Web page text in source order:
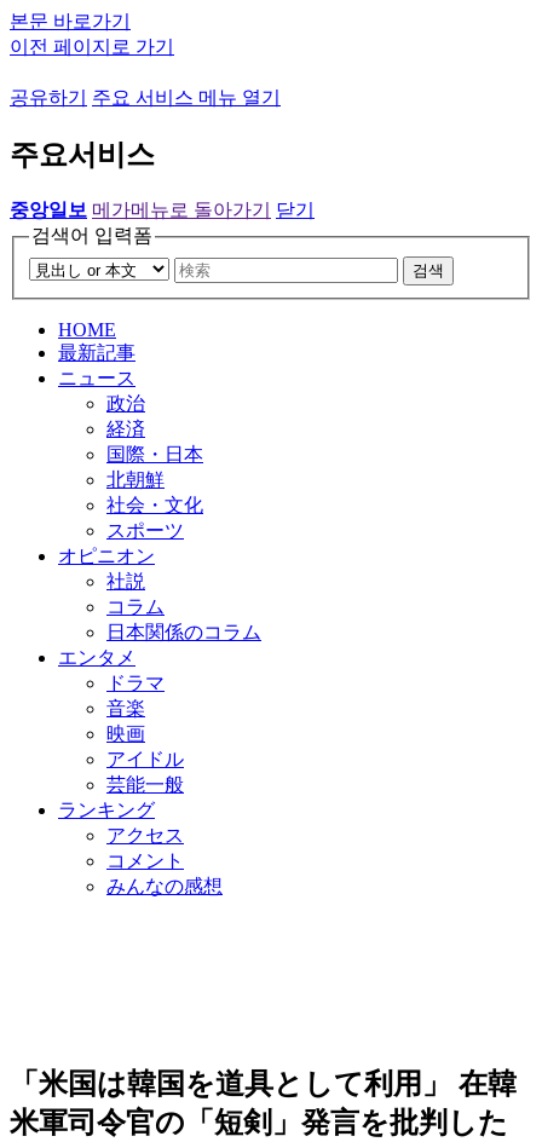
본문 바로가기
이전 페이지로 가기
공유하기 주요 서비스 메뉴 열기
주요서비스
중앙일보 메가메뉴로 돌아가기
닫기
검색어 입력폼
검색
HOME
最新記事
ニュース
政治
経済
国際・日本
北朝鮮
社会・文化
スポーツ
オピニオン
社説
コラム
日本関係のコラム
エンタメ
ドラマ
音楽
映画
アイドル
芸能一般
ランキング
アクセス
コメント
みんなの感想
「米国は韓国を道具として利用」 在韓
米軍司令官の「短剣」発言を批判した